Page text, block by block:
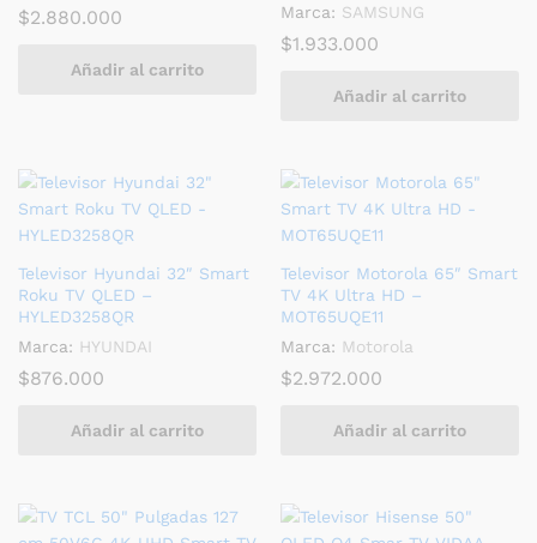
$2.880.000
Añadir al carrito
Marca: SAMSUNG
$1.933.000
Añadir al carrito
Televisor Hyundai 32″ Smart
Roku TV QLED –
HYLED3258QR
Marca: HYUNDAI
$876.000
Añadir al carrito
Televisor Motorola 65″ Smart
TV 4K Ultra HD –
MOT65UQE11
Marca: Motorola
$2.972.000
Añadir al carrito